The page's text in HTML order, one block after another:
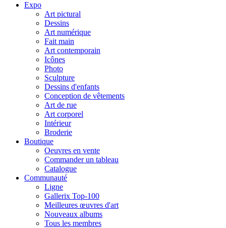
Expo
Art pictural
Dessins
Art numérique
Fait main
Art contemporain
Icônes
Photo
Sculpture
Dessins d'enfants
Conception de vêtements
Art de rue
Art corporel
Intérieur
Broderie
Boutique
Oeuvres en vente
Commander un tableau
Catalogue
Communauté
Ligne
Gallerix Top-100
Meilleures œuvres d'art
Nouveaux albums
Tous les membres